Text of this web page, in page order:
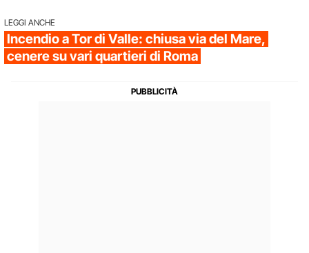
LEGGI ANCHE
Incendio a Tor di Valle: chiusa via del Mare,
cenere su vari quartieri di Roma